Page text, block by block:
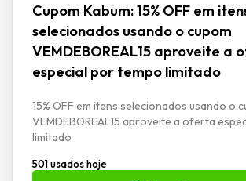
Cupom Kabum: 15% OFF em
selecionados usando o cupom
VEMDEBOREAL15 aproveite a
especial por tempo limitado
15% OFF em itens selecionados usando o
VEMDEBOREAL15 aproveite a oferta
limitado
501 usados hoje